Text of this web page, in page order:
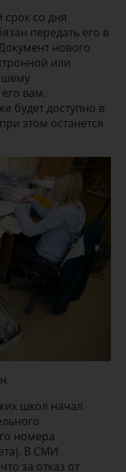
срок со дня
передать его в
нового
или
вам.
будет доступно в
этом останется
школ начал
номера
В СМИ
за отказ от